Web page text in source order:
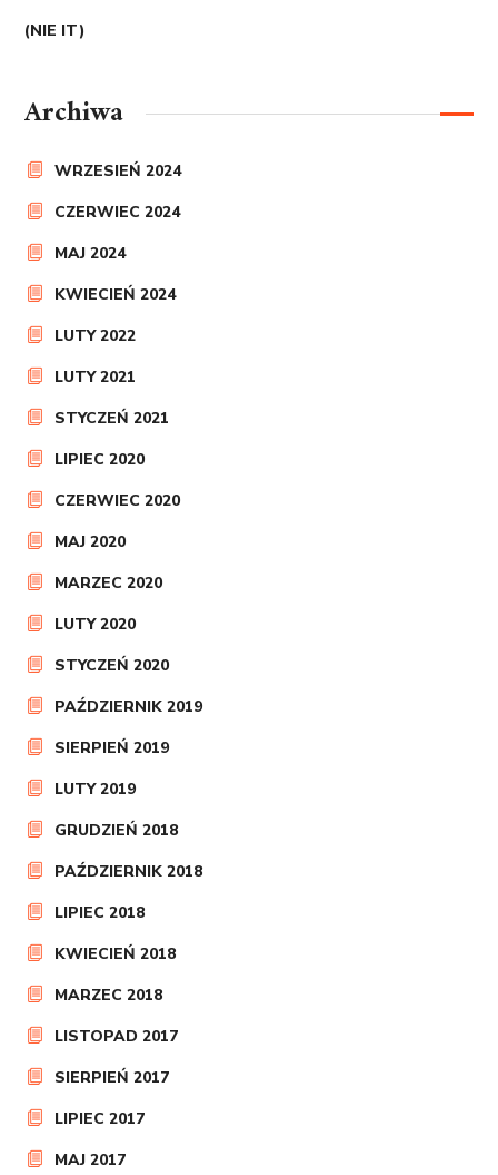
(NIE IT)
Archiwa
WRZESIEŃ 2024
CZERWIEC 2024
MAJ 2024
KWIECIEŃ 2024
LUTY 2022
LUTY 2021
STYCZEŃ 2021
LIPIEC 2020
CZERWIEC 2020
MAJ 2020
MARZEC 2020
LUTY 2020
STYCZEŃ 2020
PAŹDZIERNIK 2019
SIERPIEŃ 2019
LUTY 2019
GRUDZIEŃ 2018
PAŹDZIERNIK 2018
LIPIEC 2018
KWIECIEŃ 2018
MARZEC 2018
LISTOPAD 2017
SIERPIEŃ 2017
LIPIEC 2017
MAJ 2017